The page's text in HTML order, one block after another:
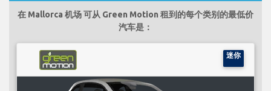
在 Mallorca 机场 可从 Green Motion 租到的每个类别的最低价
汽车是：
迷你